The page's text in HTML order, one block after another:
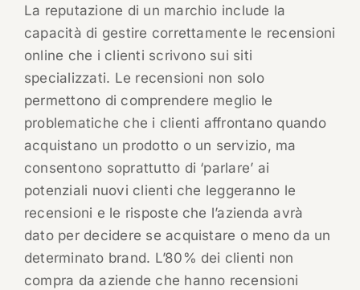
La reputazione di un marchio include la
capacità di gestire correttamente le recensioni
online che i clienti scrivono sui siti
specializzati. Le recensioni non solo
permettono di comprendere meglio le
problematiche che i clienti affrontano quando
acquistano un prodotto o un servizio, ma
consentono soprattutto di ‘parlare’ ai
potenziali nuovi clienti che leggeranno le
recensioni e le risposte che l’azienda avrà
dato per decidere se acquistare o meno da un
determinato brand. L’80% dei clienti non
compra da aziende che hanno recensioni